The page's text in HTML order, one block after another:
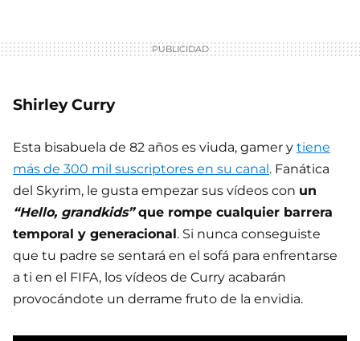
Shirley Curry
Esta bisabuela de 82 años es viuda, gamer y tiene
más de 300 mil suscriptores en su canal. Fanática
del Skyrim, le gusta empezar sus vídeos con un
“Hello, grandkids”que rompe cualquier barrera
temporal y generacional. Si nunca conseguiste
que tu padre se sentará en el sofá para enfrentarse
a ti en el FIFA, los vídeos de Curry acabarán
provocándote un derrame fruto de la envidia.